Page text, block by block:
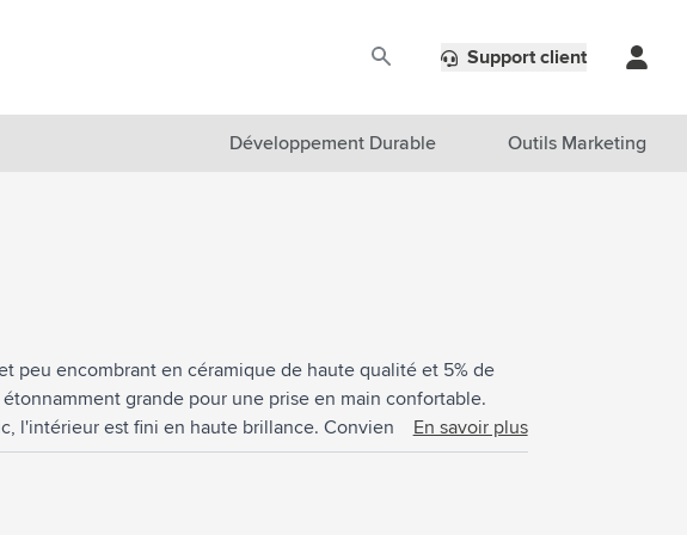
Support client
Développement Durable Outils Marketing
peu encombrant en céramique de haute qualité et 5% de
grande pour une prise en main confortable.
l'intérieur est fini en haute brillance. Convient aux machines
en céramique recyclée sont fabriqués en mélangeant des
cassés ou inutilisables collectés dans la même usine. Ces
En savoir plus